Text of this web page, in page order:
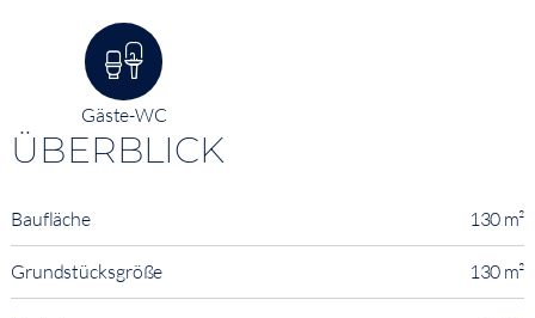
Gäste-WC
ÜBERBLICK
Baufläche 130 m²
Grundstücksgröße 130 m²